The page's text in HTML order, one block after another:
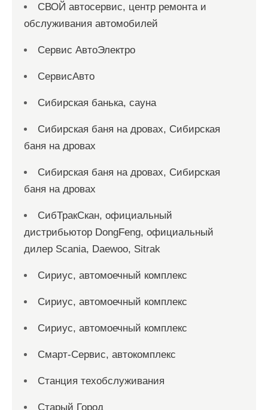
СВОЙ автосервис, центр ремонта и
обслуживания автомобилей
Сервис АвтоЭлектро
СервисАвто
Сибирская банька, сауна
Сибирская баня на дровах, Сибирская
баня на дровах
Сибирская баня на дровах, Сибирская
баня на дровах
СибТракСкан, официальный
дистрибьютор DongFeng, официальный
дилер Scania, Daewoo, Sitrak
Сириус, автомоечный комплекс
Сириус, автомоечный комплекс
Сириус, автомоечный комплекс
Смарт-Сервис, автокомплекс
Станция техобслуживания
Старый Город